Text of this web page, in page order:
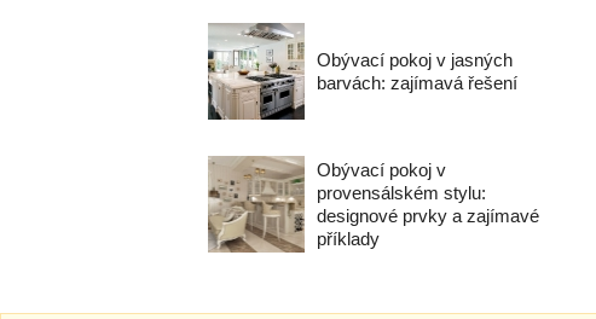
Obývací pokoj v jasných
barvách: zajímavá řešení
Obývací pokoj v
provensálském stylu:
designové prvky a zajímavé
příklady